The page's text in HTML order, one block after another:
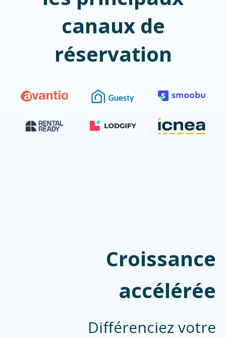
canaux de
réservation
Croissance
accélérée
Différenciez votre